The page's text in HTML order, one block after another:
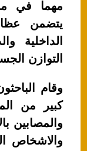
مهما في
يتضمن
الداخلية
التوازن
وقام
كبير من
والمصابين
والاشخاص